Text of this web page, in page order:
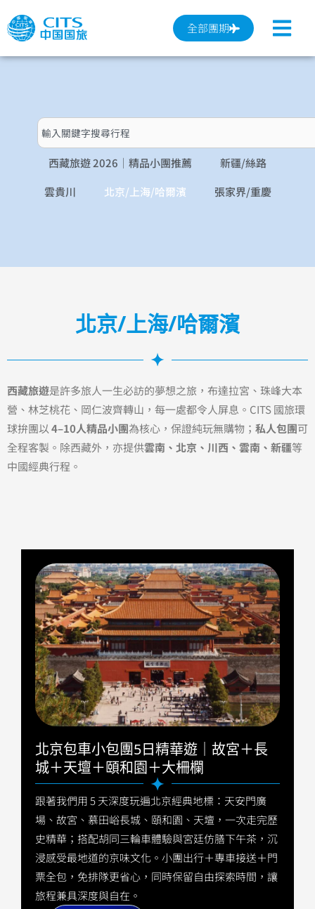
至
全部團期
搜
尋
西藏旅遊 2026｜精品小團推薦
新疆/絲路
雲貴川
北京/上海/哈爾濱 張家界/重慶
北京/上海/哈爾濱
西藏旅遊是許多旅人一生必訪的夢想之旅，布達拉宮、珠峰大本
營、林芝桃花、岡仁波齊轉山，每一處都令人屏息。CITS 國旅環
球拚團以 4–10人精品小團為核心，保證純玩無購物； 私人包團可
全程客製。除西藏外，亦提供雲南、北京、川西、雲南、新疆等
中國經典行程。
北京包車小包團5日精華遊｜故宮＋長
城＋天壇＋頤和園＋大柵欄
跟著我們用 5 天深度玩遍北京經典地標：天安門廣
場、故宮、慕田峪長城、頤和園、天壇，一次走完歷
史精華；搭配胡同三輪車體驗與宮廷仿膳下午茶，沉
浸感受最地道的京味文化。小團出行＋專車接送＋門
票全包，免排隊更省心，同時保留自由探索時間，讓
旅程兼具深度與自在。